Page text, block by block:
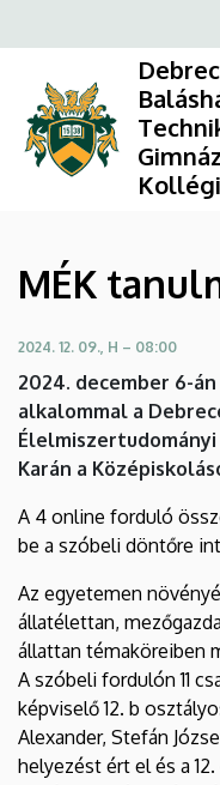
tanulmányi
verseny
Egyetem
János
Gyakorló
és
Kollégiuma
a
MÉK
2024. 12. 09., H – 08:00
2024. december 6-
alkalommal a
Karán a
A 4 online forduló
be a szóbeli döntőre
Az egyetemen
állatélettan,
állattan témaköreiben
A szóbeli fordulón 11
képviselő 12. b
Alexander, Stefán
helyezést ért el és a